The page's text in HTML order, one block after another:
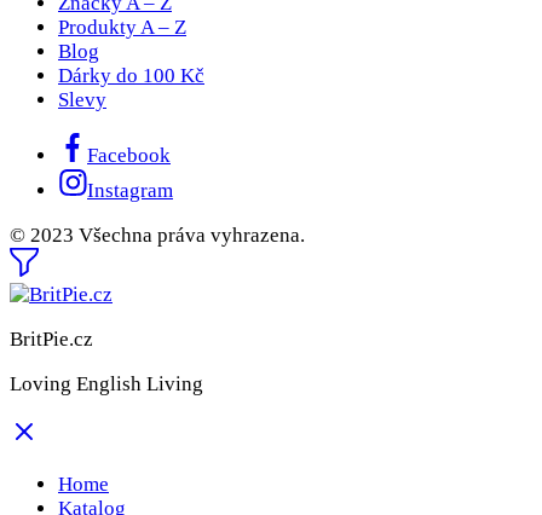
Produkty A – Z
Blog
Dárky do 100 Kč
Slevy
Facebook
Instagram
© 2023 Všechna práva vyhrazena.
BritPie.cz
Loving English Living
Home
Katalog